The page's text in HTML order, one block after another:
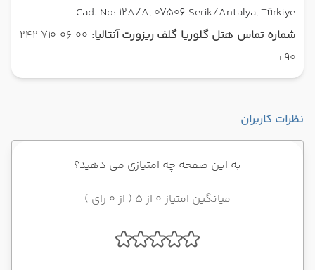
Cad. No: 12A/A, 07506 Serik/Antalya, Türkiye
شماره تماس هتل گلوریا گلف ریزورت آنتالیا:
00 06 710 242
90+
نظرات کاربران
به این صفحه چه امتیازی می دهید؟
میانگین امتیاز 0 از 5 ( از 0 رای )